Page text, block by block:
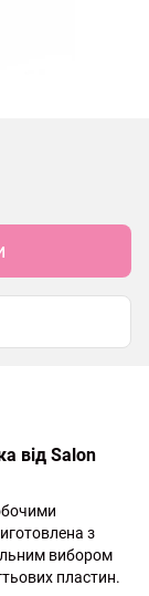
від Salon
з
вибором
пластин.